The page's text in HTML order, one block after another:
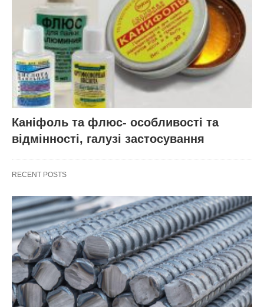
Каніфоль та флюс- особливості та
відмінності, галузі застосування
RECENT POSTS